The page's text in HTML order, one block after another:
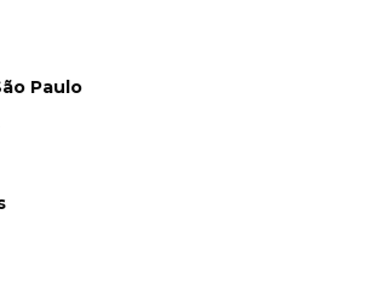
Paulo